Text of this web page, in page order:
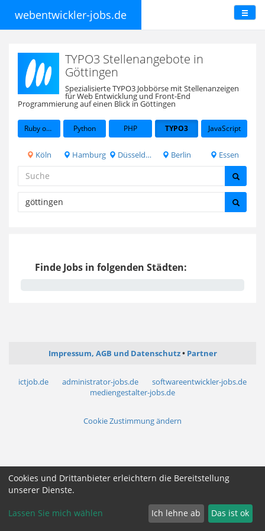
webentwickler-jobs.de
TYPO3 Stellenangebote in
Göttingen
Spezialisierte TYPO3 Jobbörse mit Stellenanzeigen
für Web Entwicklung und Front-End
Programmierung auf einen Blick in Göttingen
Ruby on Rails Python PHP TYPO3 JavaScript
Köln Hamburg Düsseldorf Berlin Essen
Finde Jobs in folgenden Städten:
Impressum, AGB und Datenschutz Partner
ictjob.de administrator-jobs.de
softwareentwickler-jobs.de
mediengestalter-jobs.de
Cookie Zustimmung ändern
Cookies und Drittanbieter erleichtern die Bereitstellung
unserer Dienste.
Lassen Sie mich wählen Ich lehne ab Das ist ok